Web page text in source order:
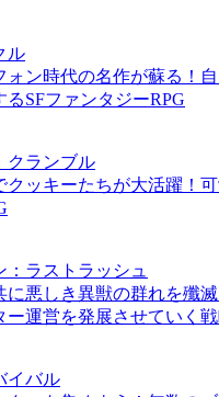
ル
ォン時代の名作が蘇る！
るSFファンタジーRPG
クランブル
クッキーたちが大活躍！
ラストラッシュ
に悪しき異獣の群れを殲
ー運営を発展させていく戦
イバル